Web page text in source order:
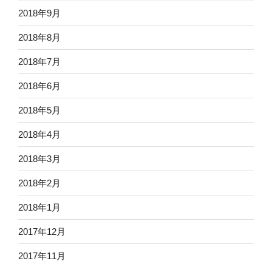
2018年9月
2018年8月
2018年7月
2018年6月
2018年5月
2018年4月
2018年3月
2018年2月
2018年1月
2017年12月
2017年11月